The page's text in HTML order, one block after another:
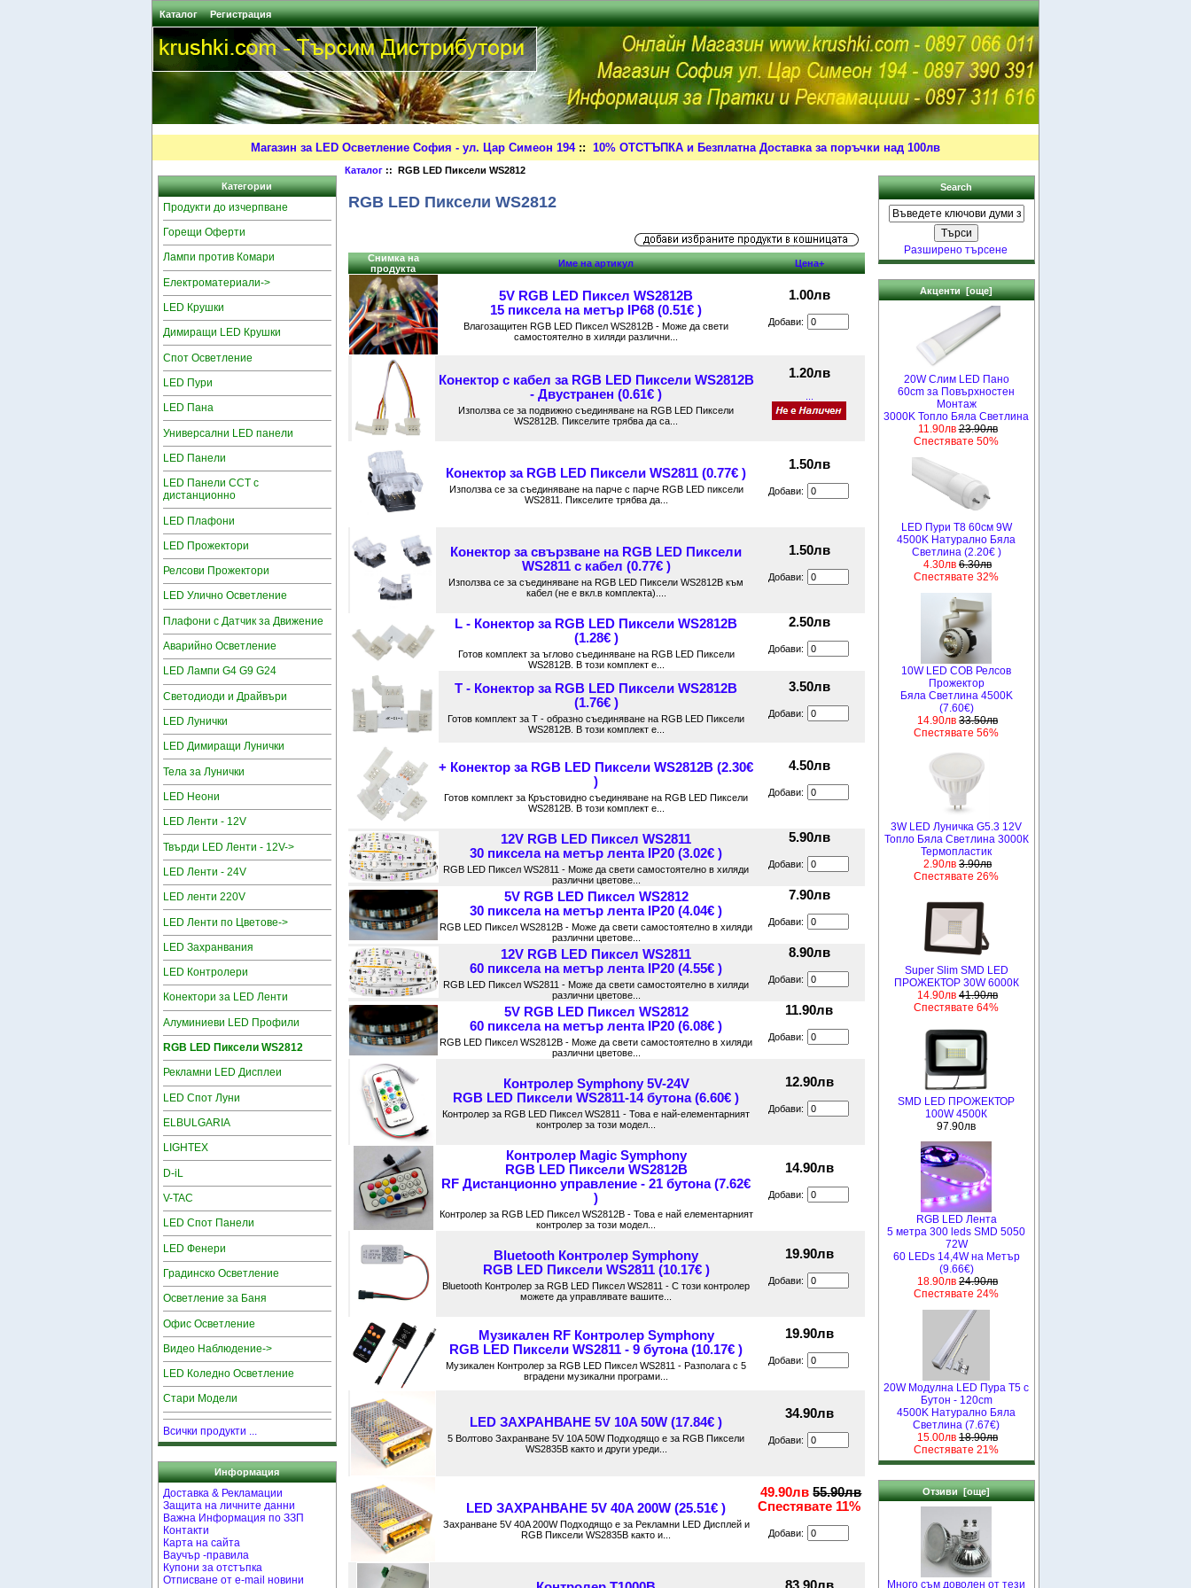
Каталог Регистрация
Магазин за LED Осветление София - ул. Цар Симеон 194:: 10% ОТСТЪПКА и Безплатна Доставка за поръчки над 100лв
Категории
Продукти до изчерпване
Горещи Оферти
Лампи против Комари
Електроматериали->
LED Крушки
Димиращи LED Крушки
Спот Осветление
LED Пури
LED Пана
Универсални LED панели
LED Панели
LED Панели CCT с
дистанционно
LED Плафони
LED Прожектори
Релсови Прожектори
LED Улично Осветление
Плафони с Датчик за Движение
Аварийно Осветление
LED Лампи G4 G9 G24
Светодиоди и Драйвъри
LED Лунички
LED Димиращи Лунички
Тела за Лунички
LED Неони
LED Ленти - 12V
Твърди LED Ленти - 12V->
LED Ленти - 24V
LED ленти 220V
LED Ленти по Цветове->
LED Захранвания
LED Контролери
Конектори за LED Ленти
Алуминиеви LED Профили
RGB LED Пиксели WS2812
Рекламни LED Дисплеи
LED Спот Луни
ELBULGARIA
LIGHTEX
D-iL
V-TAC
LED Спот Панели
LED Фенери
Градинско Осветление
Осветление за Баня
Офис Осветление
Видео Наблюдение->
LED Коледно Осветление
Стари Модели
Всички продукти ...
Информация
Доставка & Рекламации
Защита на личните данни
Важна Информация по ЗЗП
Контакти
Карта на сайта
Ваучър -правила
Купони за отстъпка
Отписване от e-mail новини
Каталог :: RGB LED Пиксели WS2812
RGB LED Пиксели WS2812
Снимка на
продукта
Име на артикул Цена+
5V RGB LED Пиксел WS2812B
15 пиксела на метър IP68 (0.51€ )
Влагозащитен RGB LED Пиксел WS2812B - Може да свети
самостоятелно в хиляди различни...
1.00лв
Добави:
Конектор с кабел за RGB LED Пиксели WS2812B
- Двустранен (0.61€ )
Използва се за подвижно съединяване на RGB LED Пиксели
WS2812B. Пикселите трябва да са...
1.20лв
Конектор за RGB LED Пиксели WS2811 (0.77€ )
Използва се за съединяване на парче с парче RGB LED пиксели
WS2811. Пикселите трябва да...
1.50лв
Добави:
Конектор за свързване на RGB LED Пиксели
WS2811 с кабел (0.77€ )
Използва се за съединяване на RGB LED Пиксели WS2812B към
кабел (не е вкл.в комплекта)....
1.50лв
Добави:
L - Конектор за RGB LED Пиксели WS2812B
(1.28€ )
Готов комплект за ъглово съединяване на RGB LED Пиксели
WS2812B. В този комплект е...
2.50лв
Добави:
T - Конектор за RGB LED Пиксели WS2812B
(1.76€ )
Готов комплект за Т - образно съединяване на RGB LED Пиксели
WS2812B. В този комплект е...
3.50лв
Добави:
+ Конектор за RGB LED Пиксели WS2812B (2.30€
)
Готов комплект за Кръстовидно съединяване на RGB LED Пиксели
WS2812B. В този комплект е...
4.50лв
Добави:
12V RGB LED Пиксел WS2811
30 пиксела на метър лента IP20 (3.02€ )
RGB LED Пиксел WS2811 - Може да свети самостоятелно в хиляди
различни цветове...
5.90лв
Добави:
5V RGB LED Пиксел WS2812
30 пиксела на метър лента IP20 (4.04€ )
RGB LED Пиксел WS2812B - Може да свети самостоятелно в хиляди
различни цветове...
7.90лв
Добави:
12V RGB LED Пиксел WS2811
60 пиксела на метър лента IP20 (4.55€ )
RGB LED Пиксел WS2811 - Може да свети самостоятелно в хиляди
различни цветове...
8.90лв
Добави:
5V RGB LED Пиксел WS2812
60 пиксела на метър лента IP20 (6.08€ )
RGB LED Пиксел WS2812B - Може да свети самостоятелно в хиляди
различни цветове...
11.90лв
Добави:
Контролер Symphony 5V-24V
RGB LED Пиксели WS2811-14 бутона (6.60€ )
Контролер за RGB LED Пиксел WS2811 - Това е най-елементарният
контролер за този модел...
12.90лв
Добави:
Контролер Magic Symphony
RGB LED Пиксели WS2812B
RF Дистанционно управление - 21 бутона (7.62€
)
Контролер за RGB LED Пиксел WS2812B - Това е най елементарният
контролер за този модел...
14.90лв
Добави:
Bluetooth Контролер Symphony
RGB LED Пиксели WS2811 (10.17€ )
Bluetooth Контролер за RGB LED Пиксел WS2811 - С този контролер
можете да управлявате вашите...
19.90лв
Добави:
Музикален RF Контролер Symphony
RGB LED Пиксели WS2811 - 9 бутона (10.17€ )
Музикален Контролер за RGB LED Пиксел WS2811 - Разполага с 5
вградени музикални програми...
19.90лв
Добави:
LED ЗАХРАНВАНЕ 5V 10A 50W (17.84€ )
5 Волтово Захранване 5V 10A 50W Подходящо е за RGB Пиксели
WS2835B както и други уреди...
34.90лв
Добави:
LED ЗАХРАНВАНЕ 5V 40A 200W (25.51€ )
Захранване 5V 40A 200W Подходящо е за Рекламни LED Дисплей и
RGB Пиксели WS2835B както и...
49.90лв 55.90лв
Спестявате 11%
Добави:
83.90лв
Search
Разширено търсене
Акценти [още]
20W Слим LED Пано
60cm за Повърхностен
Монтаж
3000K Топло Бяла Светлина
11.90лв 23.90лв
Спестявате 50%
LED Пури T8 60см 9W
4500K Натурално Бяла
Светлина (2.20€ )
4.30лв 6.30лв
Спестявате 32%
10W LED COB Релсов
Прожектор
Бяла Светлина 4500K
(7.60€)
14.90лв 33.50лв
Спестявате 56%
3W LED Луничка G5.3 12V
Топло Бяла Светлина 3000К
Термопластик
2.90лв 3.90лв
Спестявате 26%
Super Slim SMD LED
ПРОЖЕКТОР 30W 6000К
14.90лв 41.90лв
Спестявате 64%
SMD LED ПРОЖЕКТОР
100W 4500К
97.90лв
RGB LED Лента
5 метра 300 leds SMD 5050
72W
60 LEDs 14,4W на Метър
(9.66€)
18.90лв 24.90лв
Спестявате 24%
20W Модулна LED Пура T5 с
Бутон - 120cm
4500K Натурално Бяла
Светлина (7.67€)
15.00лв 18.90лв
Спестявате 21%
Отзиви [още]
Много съм доволен от тези